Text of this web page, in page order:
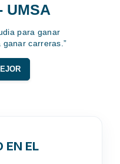
UMSA
para ganar
carreras.”
EN EL